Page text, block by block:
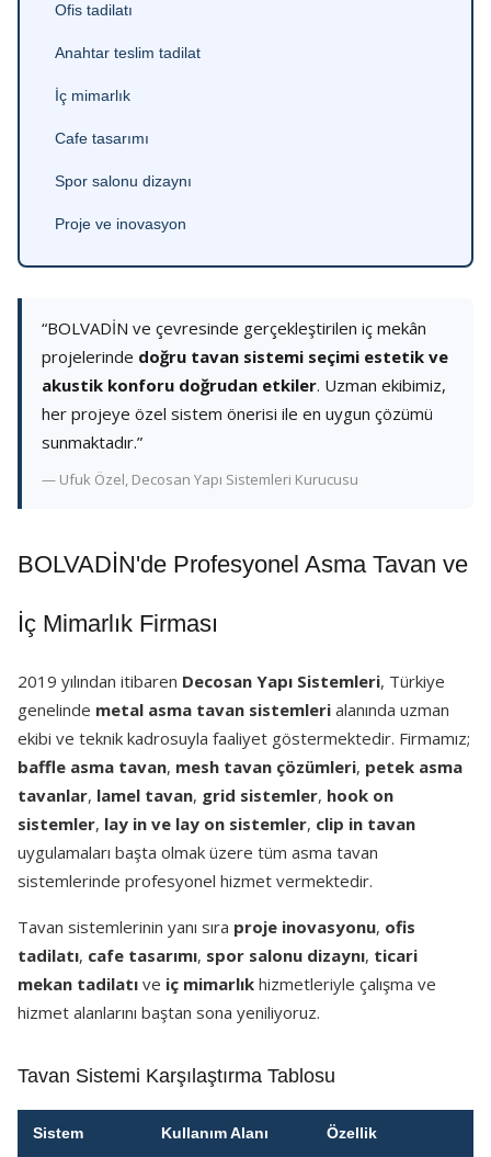
Ofis tadilatı
Anahtar teslim tadilat
İç mimarlık
Cafe tasarımı
Spor salonu dizaynı
Proje ve inovasyon
“BOLVADİN ve çevresinde gerçekleştirilen iç mekân
projelerinde doğru tavan sistemi seçimi estetik ve
akustik konforu doğrudan etkiler. Uzman ekibimiz,
her projeye özel sistem önerisi ile en uygun çözümü
sunmaktadır.”
— Ufuk Özel, Decosan Yapı Sistemleri Kurucusu
BOLVADİN'de Profesyonel Asma Tavan ve
İç Mimarlık Firması
2019 yılından itibaren Decosan Yapı Sistemleri, Türkiye
genelinde metal asma tavan sistemleri alanında uzman
ekibi ve teknik kadrosuyla faaliyet göstermektedir. Firmamız;
baffle asma tavan, mesh tavan çözümleri, petek asma
tavanlar, lamel tavan, grid sistemler, hook on
sistemler, lay in ve lay on sistemler, clip in tavan
uygulamaları başta olmak üzere tüm asma tavan
sistemlerinde profesyonel hizmet vermektedir.
Tavan sistemlerinin yanı sıra proje inovasyonu, ofis
tadilatı, cafe tasarımı, spor salonu dizaynı, ticari
mekan tadilatı ve iç mimarlık hizmetleriyle çalışma ve
hizmet alanlarını baştan sona yeniliyoruz.
Tavan Sistemi Karşılaştırma Tablosu
Sistem Kullanım Alanı Özellik